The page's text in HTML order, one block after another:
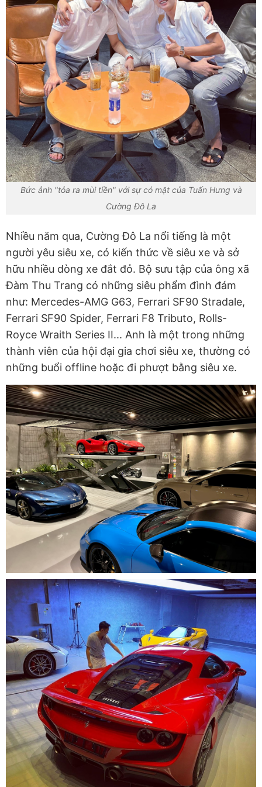
Bức ảnh "tỏa ra mùi tiền" với sự có mặt của Tuấn Hưng và
Cường Đô La
Nhiều năm qua, Cường Đô La nổi tiếng là một
người yêu siêu xe, có kiến thức về siêu xe và sở
hữu nhiều dòng xe đắt đỏ. Bộ sưu tập của ông xã
Đàm Thu Trang có những siêu phẩm đình đám
như: Mercedes-AMG G63, Ferrari SF90 Stradale,
Ferrari SF90 Spider, Ferrari F8 Tributo, Rolls-
Royce Wraith Series II... Anh là một trong những
thành viên của hội đại gia chơi siêu xe, thường có
những buổi offline hoặc đi phượt bằng siêu xe.